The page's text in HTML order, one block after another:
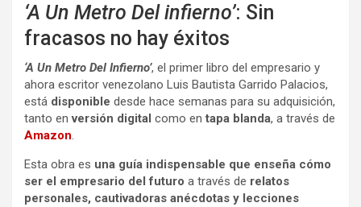
‘A Un Metro Del infierno’: Sin
fracasos no hay éxitos
‘A Un Metro Del Infierno’, el primer libro del empresario y
ahora escritor venezolano Luis Bautista Garrido Palacios,
está disponible desde hace semanas para su adquisición,
tanto enversión digital como entapa blanda, a través de
Amazon.
Esta obra es una guía indispensable que enseña cómo
ser el empresario del futuro a través de relatos
personales, cautivadoras anécdotas y lecciones